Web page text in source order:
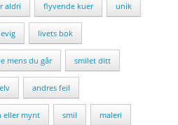
aldri flyvende kuer unik
livets bok
mens du går smilet ditt
andres feil
eller mynt smil maleri